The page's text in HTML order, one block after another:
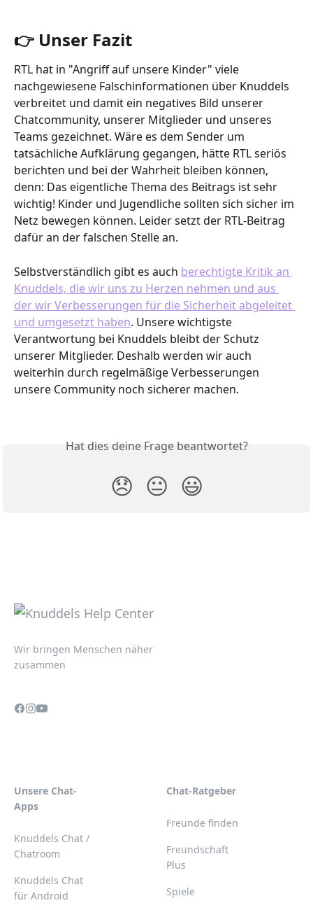
👉 Unser Fazit
RTL hat in "Angriff auf unsere Kinder" viele
nachgewiesene Falschinformationen über Knuddels
verbreitet und damit ein negatives Bild unserer
Chatcommunity, unserer Mitglieder und unseres
Teams gezeichnet. Wäre es dem Sender um
tatsächliche Aufklärung gegangen, hätte RTL seriös
berichten und bei der Wahrheit bleiben können,
denn: Das eigentliche Thema des Beitrags ist sehr
wichtig! Kinder und Jugendliche sollten sich sicher im
Netz bewegen können. Leider setzt der RTL-Beitrag
dafür an der falschen Stelle an.
Selbstverständlich gibt es auch berechtigte Kritik an
Knuddels, die wir uns zu Herzen nehmen und aus
der wir Verbesserungen für die Sicherheit abgeleitet
und umgesetzt haben. Unsere wichtigste
Verantwortung bei Knuddels bleibt der Schutz
unserer Mitglieder. Deshalb werden wir auch
weiterhin durch regelmäßige Verbesserungen
unsere Community noch sicherer machen.
Hat dies deine Frage beantwortet?
😞 😐 😃
Wir bringen Menschen näher
zusammen
Unsere Chat-
Apps
Knuddels Chat /
Chatroom
Knuddels Chat
für Android
Chat-Ratgeber
Freunde finden
Freundschaft
Plus
Spiele